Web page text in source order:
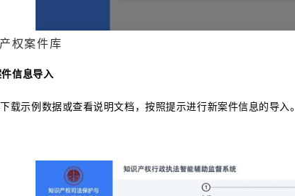
权案件库
信息导入
载示例数据或查看说明文档，按照提示进行新案件信息的导入。